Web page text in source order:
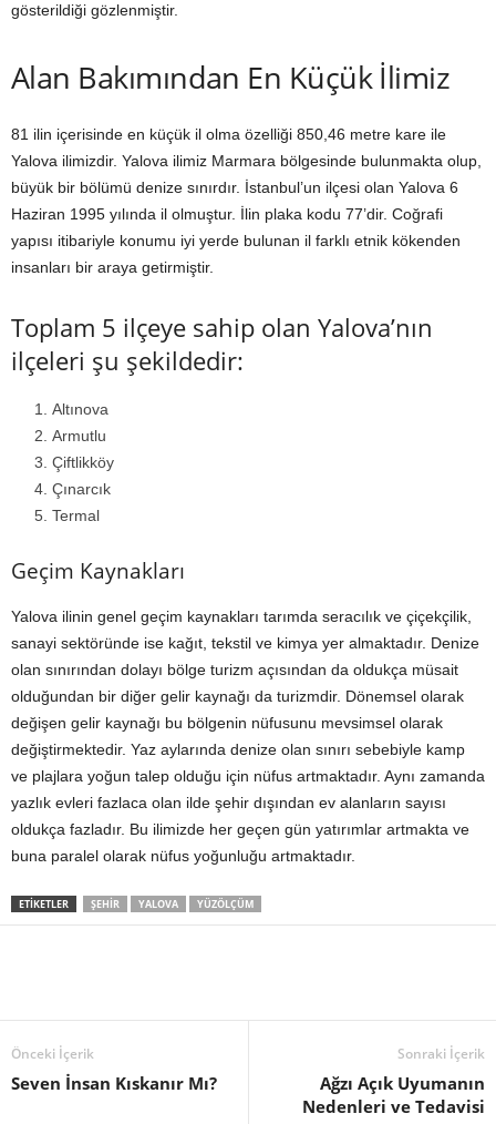
gösterildiği gözlenmiştir.
Alan Bakımından En Küçük İlimiz
81 ilin içerisinde en küçük il olma özelliği 850,46 metre kare ile
Yalova ilimizdir. Yalova ilimiz Marmara bölgesinde bulunmakta olup,
büyük bir bölümü denize sınırdır. İstanbul’un ilçesi olan Yalova 6
Haziran 1995 yılında il olmuştur. İlin plaka kodu 77’dir. Coğrafi
yapısı itibariyle konumu iyi yerde bulunan il farklı etnik kökenden
insanları bir araya getirmiştir.
Toplam 5 ilçeye sahip olan Yalova’nın
ilçeleri şu şekildedir:
Altınova
Armutlu
Çiftlikköy
Çınarcık
Termal
Geçim Kaynakları
Yalova ilinin genel geçim kaynakları tarımda seracılık ve çiçekçilik,
sanayi sektöründe ise kağıt, tekstil ve kimya yer almaktadır. Denize
olan sınırından dolayı bölge turizm açısından da oldukça müsait
olduğundan bir diğer gelir kaynağı da turizmdir. Dönemsel olarak
değişen gelir kaynağı bu bölgenin nüfusunu mevsimsel olarak
değiştirmektedir. Yaz aylarında denize olan sınırı sebebiyle kamp
ve plajlara yoğun talep olduğu için nüfus artmaktadır. Aynı zamanda
yazlık evleri fazlaca olan ilde şehir dışından ev alanların sayısı
oldukça fazladır. Bu ilimizde her geçen gün yatırımlar artmakta ve
buna paralel olarak nüfus yoğunluğu artmaktadır.
ETIKETLER ŞEHIR YALOVA YÜZÖLÇÜM
Önceki İçerik
Seven İnsan Kıskanır Mı?
Sonraki İçerik
Ağzı Açık Uyumanın
Nedenleri ve Tedavisi